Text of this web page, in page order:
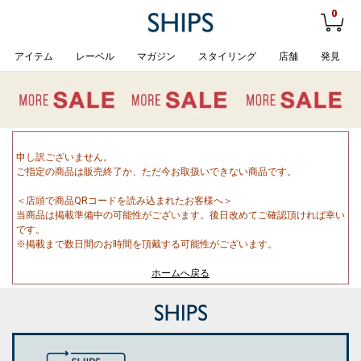
0
アイテム レーベル マガジン スタイリング 店舗 発見
申し訳ございません。
ご指定の商品は販売終了か、ただ今お取扱いできない商品です。
＜店頭で商品QRコードを読み込まれたお客様へ＞
当商品は掲載準備中の可能性がございます。後日改めてご確認頂ければ幸い
です。
※掲載まで数日間のお時間を頂戴する可能性がございます。
ホームへ戻る